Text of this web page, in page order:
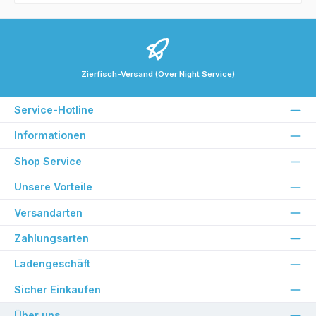
Zierfisch-Versand (Over Night Service)
Service-Hotline
Informationen
Shop Service
Unsere Vorteile
Versandarten
Zahlungsarten
Ladengeschäft
Sicher Einkaufen